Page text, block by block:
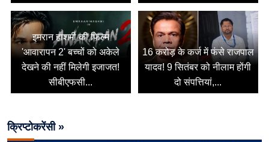
इमरान हाशमी की फिल्म
'आवारापन 2' बच्चों को अकेले
देखने की नहीं मिलेगी इजाजत!
सीबीएफसी...
16 करोड़ के कर्ज में फंसे राजपाल
यादव! 9 सितंबर को नीलाम होंगी
दो संपत्तियां,...
क्रिप्टोकरेंसी »